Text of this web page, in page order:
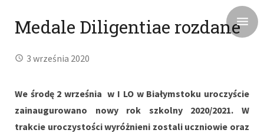
Medale Diligentiae rozdane
3 września 2020
We środę 2 września w I LO w Białymstoku uroczyście
zainaugurowano nowy rok szkolny 2020/2021. W
trakcie uroczystości wyróżnieni zostali uczniowie oraz